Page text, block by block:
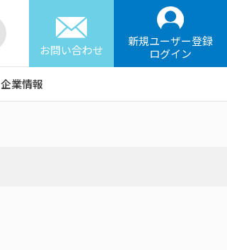
お問い合わせ
新規ユーザー登録
ログイン
企業情報